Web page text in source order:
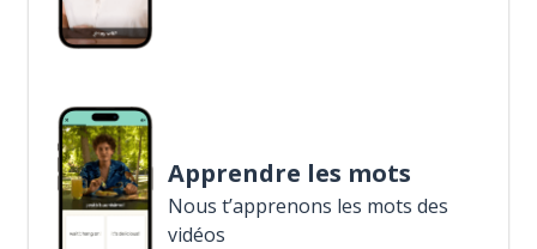
Apprendre les mots
Nous t’apprenons les mots des
vidéos